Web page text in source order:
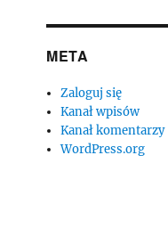
META
Zaloguj się
Kanał wpisów
Kanał komentarzy
WordPress.org